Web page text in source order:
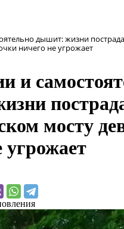
дышит: жизни
ничего не угрожает
и
мосту
угрожает